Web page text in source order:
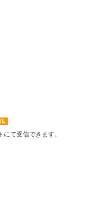
て受信できます。